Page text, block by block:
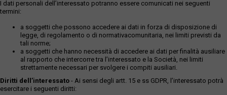
I dati personali dell’interessato potranno essere comunicati nei seguenti
termini:
a soggetti che possono accedere ai dati in forza di disposizione di
legge, di regolamento o di normativacomunitaria, nei limiti previsti da
tali norme;
a soggetti che hanno necessità di accedere ai dati per finalità ausiliare
al rapporto che intercorre tra l’interessato e la Società, nei limiti
strettamente necessari per svolgere i compiti ausiliari.
Diritti dell’interessato - Ai sensi degli artt. 15 e ss GDPR, l’interessato potrà
esercitare i seguenti diritti: